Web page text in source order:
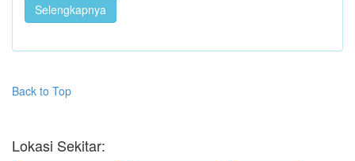
Selengkapnya
Back to Top
Lokasi Sekitar: